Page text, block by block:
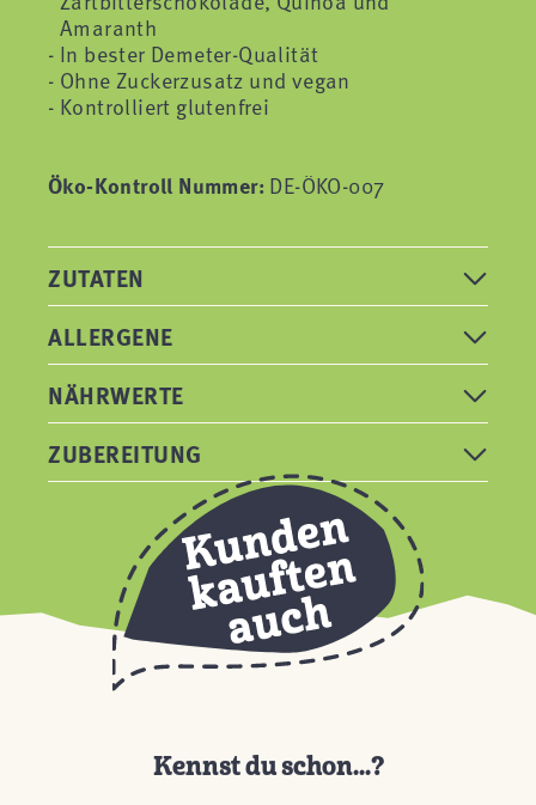
Amaranth
In bester Demeter-Qualität
Ohne Zuckerzusatz und vegan
Kontrolliert glutenfrei
Öko-Kontroll Nummer: DE-ÖKO-007
ZUTATEN
ALLERGENE
NÄHRWERTE
ZUBEREITUNG
Kennst du schon...?